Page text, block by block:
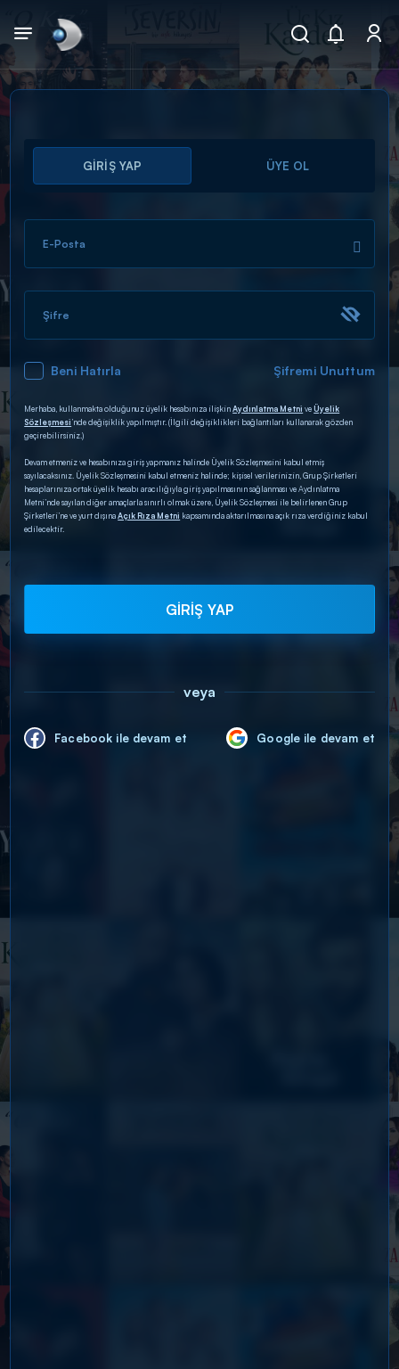
Arama
ARAMA SONUÇLARI
DİĞER SONUÇLAR
GİRİŞ YAP ÜYE OL
E-Posta
Şifre
Beni Hatırla Şifremi Unuttum
Merhaba, kullanmakta olduğunuz üyelik hesabınıza ilişkinAydınlatma Metni veÜyelik
Sözleşmesi’nde değişiklik yapılmıştır. (İlgili değişiklikleri bağlantıları kullanarak gözden
geçirebilirsiniz.)
Devam etmeniz ve hesabınıza giriş yapmanız halinde Üyelik Sözleşmesini kabul etmiş
sayılacaksınız. Üyelik Sözleşmesini kabul etmeniz halinde; kişisel verilerinizin, Grup Şirketleri
hesaplarınıza ortak üyelik hesabı aracılığıyla giriş yapılmasının sağlanması ve Aydınlatma
Metni’nde sayılan diğer amaçlarla sınırlı olmak üzere, Üyelik Sözleşmesi ile belirlenen Grup
Şirketleri’ne ve yurt dışınaAçık Rıza Metni kapsamında aktarılmasına açık rıza verdiğiniz kabul
edilecektir.
GİRİŞ YAP
veya
Facebook ile devam et Google ile devam et